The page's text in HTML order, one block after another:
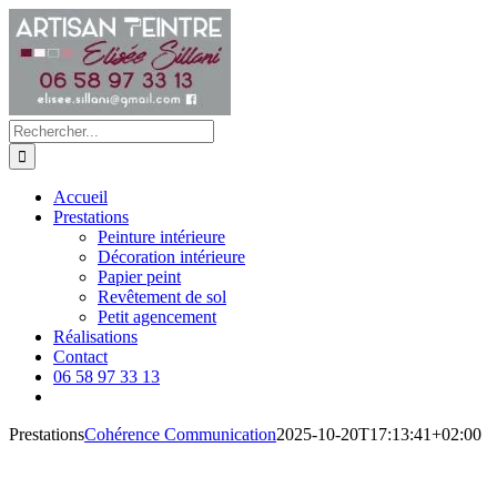
Passer
au
contenu
Rechercher:
Accueil
Prestations
Peinture intérieure
Décoration intérieure
Papier peint
Revêtement de sol
Petit agencement
Réalisations
Contact
06 58 97 33 13
PrestationsCohérence Communication2025-10-20T17:13:41+02:00